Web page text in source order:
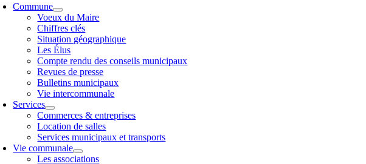
Commune
Voeux du Maire
Chiffres clés
Situation géographique
Les Élus
Compte rendu des conseils municipaux
Revues de presse
Bulletins municipaux
Vie intercommunale
Services
Commerces & entreprises
Location de salles
Services municipaux et transports
Vie communale
Les associations